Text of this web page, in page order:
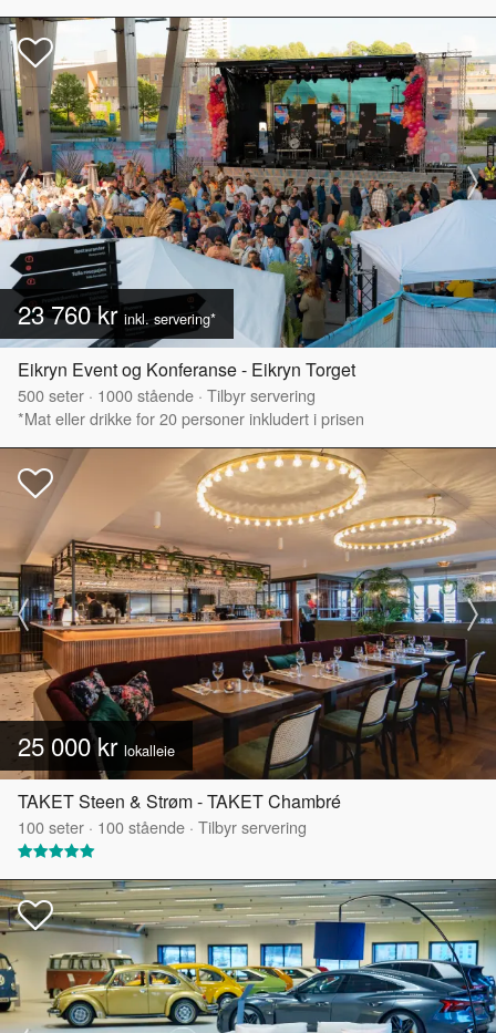
23 760 krinkl. servering*
Eikryn Event og Konferanse - Eikryn Torget
500seter · 1000stående · Tilbyr servering
*Mat eller drikke for 20 personer inkludert i prisen
25 000 kr lokalleie
TAKET Steen & Strøm - TAKET Chambré
100seter · 100stående · Tilbyr servering